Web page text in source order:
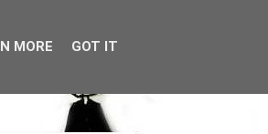
MORE GOT IT